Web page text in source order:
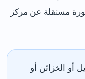
مستقلة عن مركز
أو الخزائن أو